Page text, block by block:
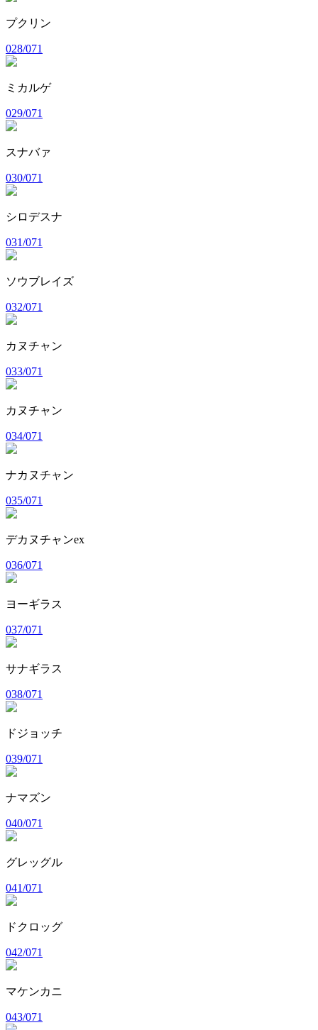
プクリン
028/071
ミカルゲ
029/071
スナバァ
030/071
シロデスナ
031/071
ソウブレイズ
032/071
カヌチャン
033/071
カヌチャン
034/071
ナカヌチャン
035/071
デカヌチャンex
036/071
ヨーギラス
037/071
サナギラス
038/071
ドジョッチ
039/071
ナマズン
040/071
グレッグル
041/071
ドクロッグ
042/071
マケンカニ
043/071